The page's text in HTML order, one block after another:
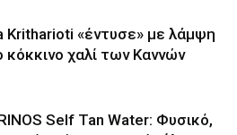
Kritharioti «έντυσε» με λάμψη
κόκκινο χαλί των Καννών
Self Tan Water: Φυσικό,